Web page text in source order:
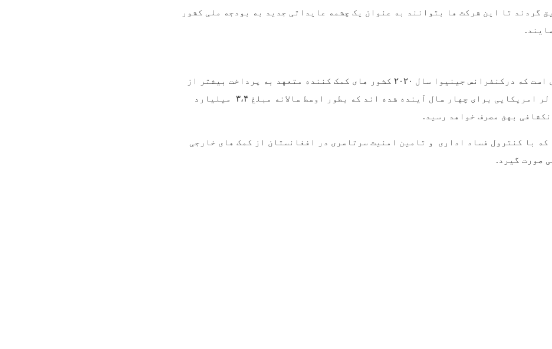
گردند تا این شرکت ها بتوانند به عنوان یک چشمه عایداتی جدید به بودجه ملی کشور
.
است که درکنفرانس جینیوا سال ۲۰۲۰ کشور های کمک کننده متعهد به پرداخت بیشتر از
امریکایی برای چهار سال آینده شده اند که بطور اوسط سالانه مبلغ ۳،۴ میلیارد
بهئ مصرف خواهد رسید .
که با کنترول فساد اداری و تامین امنیت سرتاسری در افغانستان از کمک های خارجی
صورت گیرد .